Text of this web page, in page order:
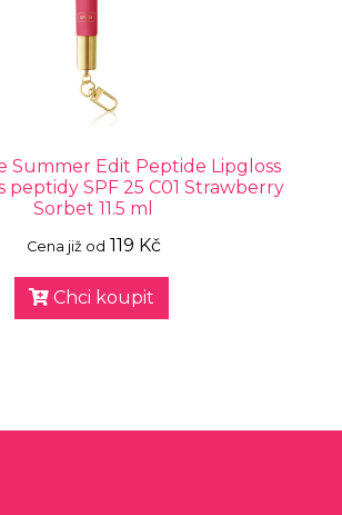
Summer Edit Peptide Lipgloss
peptidy SPF 25 C01 Strawberry
Sorbet 11.5 ml
Cena již od 119 Kč
Chci koupit